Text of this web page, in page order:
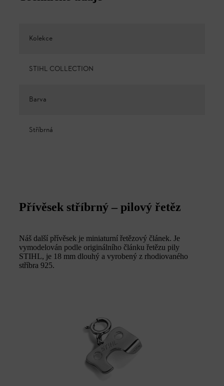
Kolekce
STIHL COLLECTION
Barva
Stříbrná
Přívěsek stříbrný – pilový řetěz
Náš další přívěsek je miniaturní řetězový článek. Je
vymodelován podle originálního článku řetězu pily
STIHL, je 18 mm dlouhý a vyrobený z rhodiovaného
stříbra 925.